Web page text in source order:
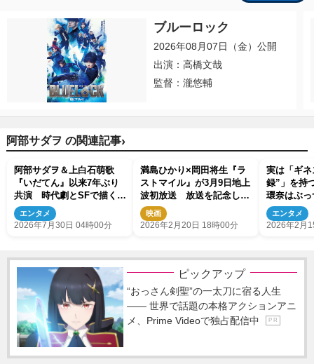
ブルーロック
2026年08月07日（金）公開
出演：高橋文哉
監督：瀧悠輔
阿部サダヲ の関連記事›
阿部サダヲ＆上白石萌歌
『いだてん』以来7年ぶり
共演 時代劇とSFで描く新
CM＆メイキング解禁
エンタメ
2026年7月30日 04時00分
満島ひかり×岡田将生『ラ
ストマイル』が3月9日地上
波初放送 放送を記念し
『MIU404』の再放送も決
定
映画
2026年2月20日 18時00分
実は「ギ
録”」を持
環奈はぶ
樹立！
エンタメ
2026年2月
ピックアップ
“おっさん剣聖”の一太刀に宿る人生
―― 世界で話題の本格アクションアニ
メ、Prime Videoで独占配信中
P R